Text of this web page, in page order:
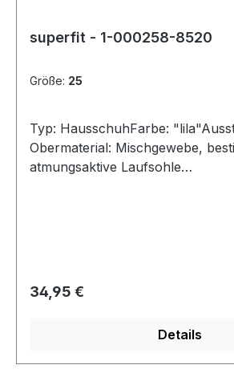
superfit - 1-000258-8520
Größe: 25
Typ: HausschuhFarbe:
Obermaterial: Mischgewebe,
atmungsaktive Laufsohle
Regulärer Preis:
34,95 €
Details